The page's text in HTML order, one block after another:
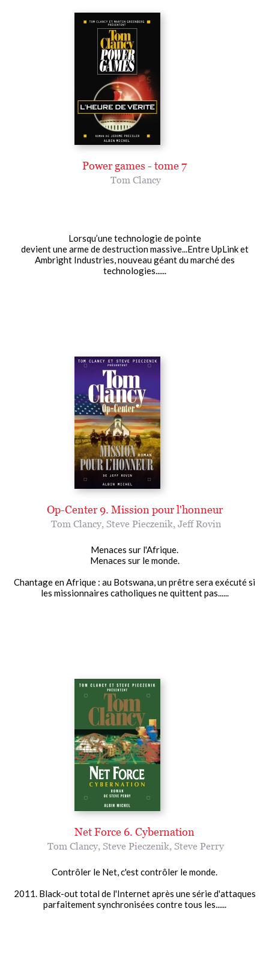
Power games - tome 7
Tom Clancy
Lorsqu’une technologie de pointe
devient une arme de destruction massive...Entre UpLink et
Ambright Industries, nouveau géant du marché des
technologies......
Op-Center 9. Mission pour l'honneur
Tom Clancy, Steve Pieczenik, Jeff Rovin
Menaces sur l'Afrique.
Menaces sur le monde.
Chantage en Afrique : au Botswana, un prêtre sera exécuté si
les missionnaires catholiques ne quittent pas......
Net Force 6. Cybernation
Tom Clancy, Steve Pieczenik, Steve Perry
Contrôler le Net, c'est contrôler le monde.
2011. Black-out total de l'Internet après une série d'attaques
parfaitement synchronisées contre tous les......